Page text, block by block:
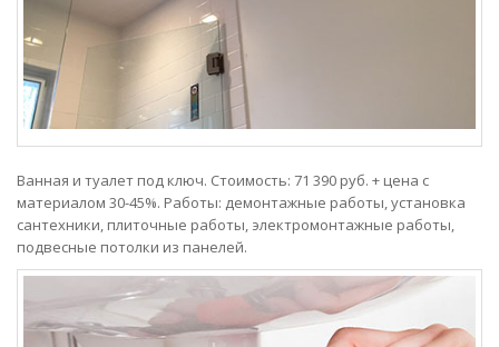
Ванная и туалет под ключ. Стоимость: 71 390 руб. + цена с
материалом 30-45%. Работы: демонтажные работы, установка
сантехники, плиточные работы, электромонтажные работы,
подвесные потолки из панелей.